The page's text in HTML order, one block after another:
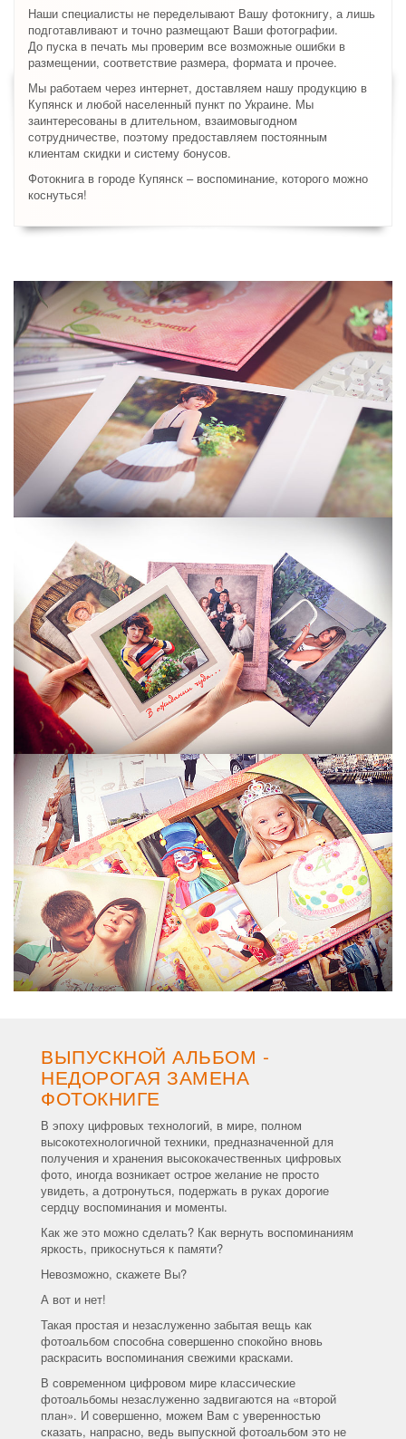
Наши специалисты не переделывают Вашу фотокнигу, а лишь
подготавливают и точно размещают Ваши фотографии.
До пуска в печать мы проверим все возможные ошибки в
размещении, соответствие размера, формата и прочее.
Мы работаем через интернет, доставляем нашу продукцию в
Купянск и любой населенный пункт по Украине. Мы
заинтересованы в длительном, взаимовыгодном
сотрудничестве, поэтому предоставляем постоянным
клиентам скидки и систему бонусов.
Фотокнига в городе Купянск – воспоминание, которого можно
коснуться!
ВЫПУСКНОЙ АЛЬБОМ -
НЕДОРОГАЯ ЗАМЕНА
ФОТОКНИГЕ
В эпоху цифровых технологий, в мире, полном
высокотехнологичной техники, предназначенной для
получения и хранения высококачественных цифровых
фото, иногда возникает острое желание не просто
увидеть, а дотронуться, подержать в руках дорогие
сердцу воспоминания и моменты.
Как же это можно сделать? Как вернуть воспоминаниям
яркость, прикоснуться к памяти?
Невозможно, скажете Вы?
А вот и нет!
Такая простая и незаслуженно забытая вещь как
фотоальбом способна совершенно спокойно вновь
раскрасить воспоминания свежими красками.
В современном цифровом мире классические
фотоальбомы незаслуженно задвигаются на «второй
план». И совершенно, можем Вам с уверенностью
сказать, напрасно, ведь выпускной фотоальбом это не